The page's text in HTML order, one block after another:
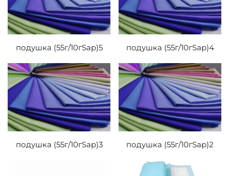
подушка (55г/10гSap)5 подушка (55г/10гSap)4
подушка (55г/10гSap)3 подушка (55г/10гSap)2